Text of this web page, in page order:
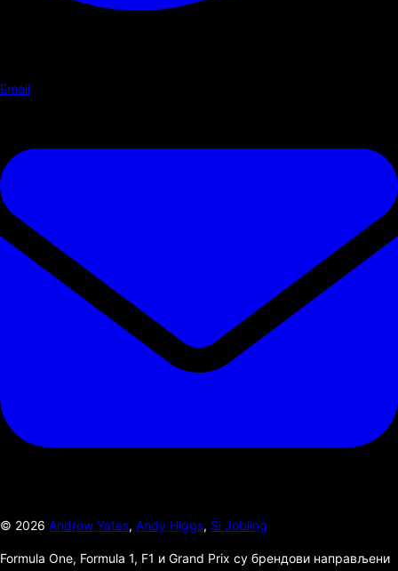
Email
© 2026 Andrew Yates, Andy Higgs, Si Jobling
Formula One, Formula 1, F1 и Grand Prix су брендови направљени